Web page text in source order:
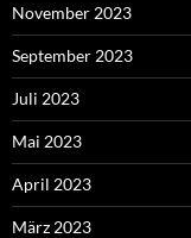
November 2023
September 2023
Juli 2023
Mai 2023
April 2023
März 2023